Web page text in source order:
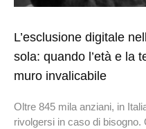
L’esclusione digitale
sola: quando l’età e la
muro invalicabile
Oltre 845 mila anziani, in
rivolgersi in caso di